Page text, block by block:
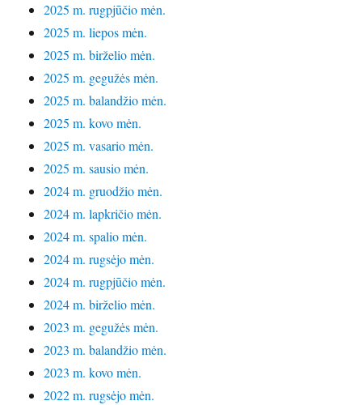
2025 m. rugpjūčio mėn.
2025 m. liepos mėn.
2025 m. birželio mėn.
2025 m. gegužės mėn.
2025 m. balandžio mėn.
2025 m. kovo mėn.
2025 m. vasario mėn.
2025 m. sausio mėn.
2024 m. gruodžio mėn.
2024 m. lapkričio mėn.
2024 m. spalio mėn.
2024 m. rugsėjo mėn.
2024 m. rugpjūčio mėn.
2024 m. birželio mėn.
2023 m. gegužės mėn.
2023 m. balandžio mėn.
2023 m. kovo mėn.
2022 m. rugsėjo mėn.